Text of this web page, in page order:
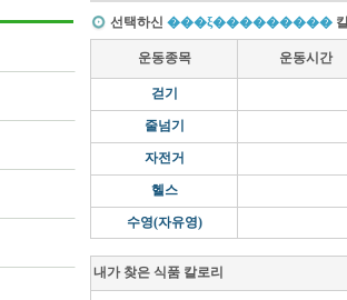
선택하신 ���ξ���������
운동종목 운동시간
걷기
줄넘기
자전거
헬스
수영(자유영)
내가 찾은 식품 칼로리